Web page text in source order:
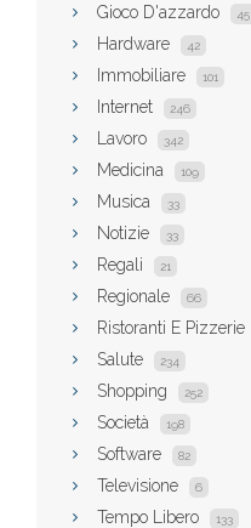
Gioco D'azzardo 45
Hardware 42
Immobiliare 101
Internet 246
Lavoro 342
Medicina 109
Musica 33
Notizie 33
Regali 21
Regionale 66
Ristoranti E Pizzerie
Salute 234
Shopping 252
Società 198
Software 82
Televisione 6
Tempo Libero 133